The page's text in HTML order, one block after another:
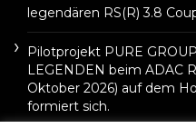
legendären RS(R) 3.8
Pilotprojekt PURE
LEGENDEN beim ADAC
Oktober 2026) auf dem
formiert sich.